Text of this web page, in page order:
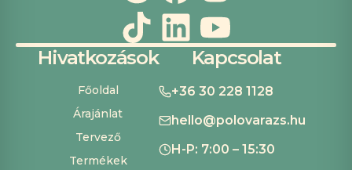
Hivatkozások
Főoldal
Árajánlat
Tervező
Termékek
Kapcsolat
+36 30 228 1128
hello@polovarazs.hu
H-P: 7:00 – 15:30